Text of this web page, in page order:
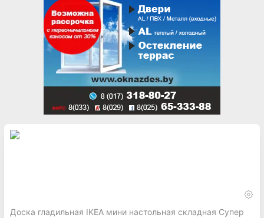
Доска гладильная IKEA мини настольная складная Супер